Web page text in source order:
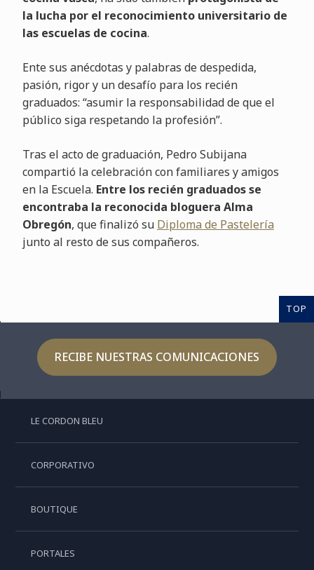
la lucha por el reconocimiento universitario de
las escuelas de cocina.
Ente sus anécdotas y palabras de despedida,
pasión, rigor y un desafío para los recién
graduados: “asumir la responsabilidad de que el
público siga respetando la profesión”.
Tras el acto de graduación, Pedro Subijana
compartió la celebración con familiares y amigos
en la Escuela. Entre los recién graduados se
encontraba la reconocida bloguera Alma
Obregón, que finalizó su Diploma de Pastelería
junto al resto de sus compañeros.
TOP
RECIBE NUESTRAS COMUNICACIONES
LE CORDON BLEU
CORPORATIVO
BOUTIQUE
PORTALES